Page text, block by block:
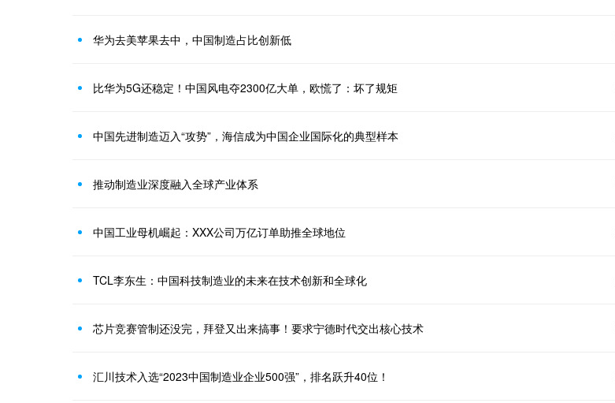
华为去美苹果去中，中国制造占比创新低
比华为5G还稳定！中国风电夺2300亿大单，欧慌了：坏了规矩
中国先进制造迈入“攻势”，海信成为中国企业国际化的典型样本
推动制造业深度融入全球产业体系
中国工业母机崛起：XXX公司万亿订单助推全球地位
TCL李东生：中国科技制造业的未来在技术创新和全球化
芯片竞赛管制还没完，拜登又出来搞事！要求宁德时代交出核心技术
汇川技术入选“2023中国制造业企业500强”，排名跃升40位！